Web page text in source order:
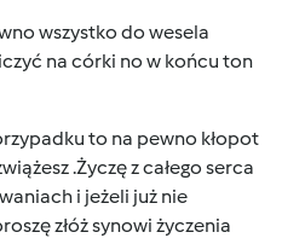
wszystko do wesela
na córki no w końcu ton
to na pewno kłopot
.Życzę z całego serca
i jeżeli już nie
złóż synowi życzenia